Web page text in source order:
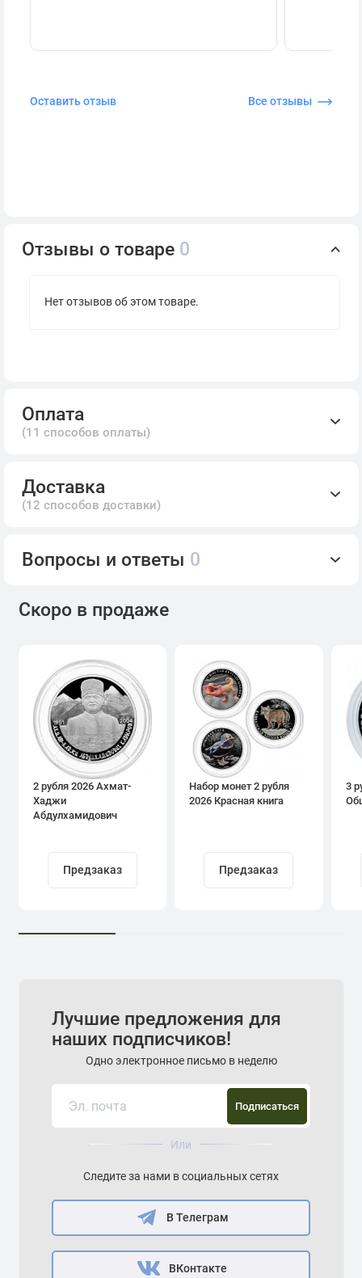
Оставить отзыв Все отзывы
Отзывы о товаре 0
Нет отзывов об этом товаре.
Оплата
(11 способов оплаты)
Доставка
(12 способов доставки)
Вопросы и ответы 0
Скоро в продаже
2 рубля 2026 Ахмат-
Хаджи
Абдулхамидович
Предзаказ
Набор монет 2 рубля
2026 Красная книга
Предзаказ
3
Лучшие предложения для
наших подписчиков!
Одно электронное письмо в неделю
Подписаться
Или
Следите за нами в социальных сетях
В Телеграм
ВКонтакте